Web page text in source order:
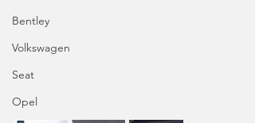
Bentley
Volkswagen
Seat
Opel